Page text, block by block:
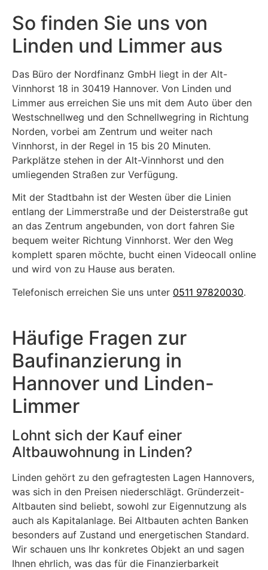
So finden Sie uns von
Linden und Limmer aus
Das Büro der Nordfinanz GmbH liegt in der Alt-
Vinnhorst 18 in 30419 Hannover. Von Linden und
Limmer aus erreichen Sie uns mit dem Auto über den
Westschnellweg und den Schnellwegring in Richtung
Norden, vorbei am Zentrum und weiter nach
Vinnhorst, in der Regel in 15 bis 20 Minuten.
Parkplätze stehen in der Alt-Vinnhorst und den
umliegenden Straßen zur Verfügung.
Mit der Stadtbahn ist der Westen über die Linien
entlang der Limmerstraße und der Deisterstraße gut
an das Zentrum angebunden, von dort fahren Sie
bequem weiter Richtung Vinnhorst. Wer den Weg
komplett sparen möchte, bucht einen Videocall online
und wird von zu Hause aus beraten.
Telefonisch erreichen Sie uns unter 0511 97820030.
Häufige Fragen zur
Baufinanzierung in
Hannover und Linden-
Limmer
Lohnt sich der Kauf einer
Altbauwohnung in Linden?
Linden gehört zu den gefragtesten Lagen Hannovers,
was sich in den Preisen niederschlägt. Gründerzeit-
Altbauten sind beliebt, sowohl zur Eigennutzung als
auch als Kapitalanlage. Bei Altbauten achten Banken
besonders auf Zustand und energetischen Standard.
Wir schauen uns Ihr konkretes Objekt an und sagen
Ihnen ehrlich, was das für die Finanzierbarkeit